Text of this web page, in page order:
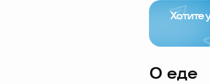
Хотите
О еде